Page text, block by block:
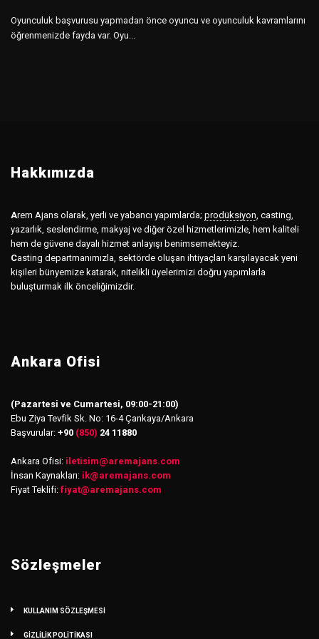
Oyunculuk başvurusu yapmadan önce oyuncu ve oyunculuk kavramlarını
öğrenmenizde fayda var. Oyu...
Hakkımızda
Arem Ajans olarak, yerli ve yabancı yapımlarda; prodüksiyon, casting,
yazarlık, seslendirme, makyaj ve diğer özel hizmetlerimizle, hem kaliteli
hem de güvene dayalı hizmet anlayışı benimsemekteyiz.
Casting departmanımızla, sektörde oluşan ihtiyaçları karşılayacak yeni
kişileri bünyemize katarak, nitelikli üyelerimizi doğru yapımlarla
buluşturmak ilk önceliğimizdir.
Ankara Ofisi
(Pazartesi ve Cumartesi, 09:00-21:00)
Ebu Ziya Tevfik Sk. No: 16-4 Çankaya/Ankara
Başvurular: +90 (850) 24 11880
Ankara Ofisi: iletisim@aremajans.com
İnsan Kaynakları: ik@aremajans.com
Fiyat Teklifi: fiyat@aremajans.com
Sözleşmeler
KULLANIM SÖZLEŞMESİ
GİZLİLİK POLİTİKASI